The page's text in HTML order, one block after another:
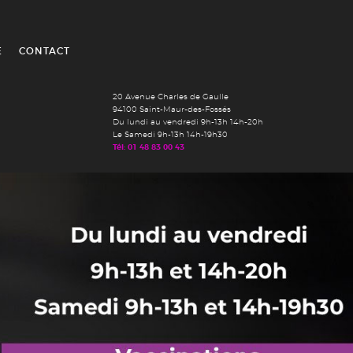
CONTACT
20 Avenue Charles de Gaulle
94100 Saint-Maur-des-Fossés
Du lundi au vendredi 9h-13h 14h-20h
Le Samedi 9h-13h 14h-19h30
Tél: 01 48 83 00 43